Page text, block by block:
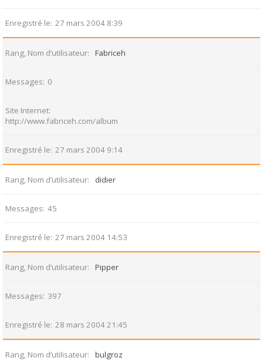
Enregistré le 27 mars 2004 8:39
Rang, Nom d’utilisateur Fabriceh
Messages 0
Site Internet
http://www.fabriceh.com/album
Enregistré le 27 mars 2004 9:14
Rang, Nom d’utilisateur didier
Messages 45
Enregistré le 27 mars 2004 14:53
Rang, Nom d’utilisateur Pipper
Messages 397
Enregistré le 28 mars 2004 21:45
Rang, Nom d’utilisateur bulgroz